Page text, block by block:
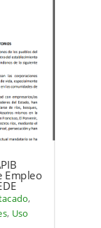
Empleo
,
, Uso